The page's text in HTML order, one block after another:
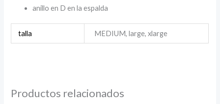
anillo en D en la espalda
talla MEDIUM, large, xlarge
Productos relacionados